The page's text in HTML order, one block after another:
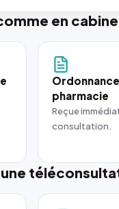
en
pharmacie
Reçue
consultation.